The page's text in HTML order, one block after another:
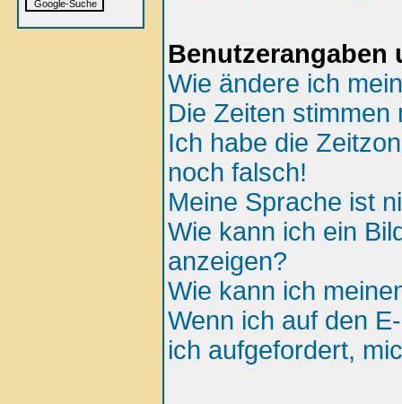
Benutzerangaben
Wie ändere ich
Die Zeiten stimmen
Ich habe die
noch falsch!
Meine Sprache ist
Wie kann ich ein
anzeigen?
Wie kann ich
Wenn ich auf den
ich aufgefordert,